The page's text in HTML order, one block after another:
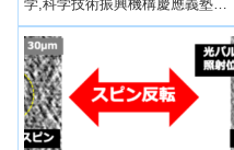
学,科学技術振興機構慶應義塾大
学・大阪大学・名古屋大学・京
都工芸繊維大学などの共同研究
チ...